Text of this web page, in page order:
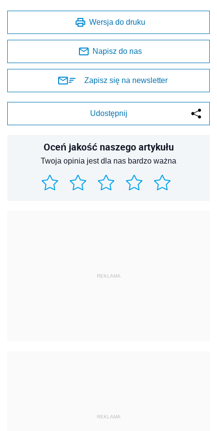
Wersja do druku
Napisz do nas
Zapisz się na newsletter
Udostępnij
Oceń jakość naszego artykułu
Twoja opinia jest dla nas bardzo ważna
REKLAMA
REKLAMA